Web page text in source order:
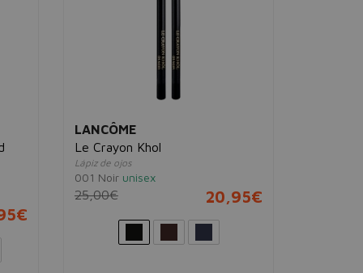
LANCÔME
Le Crayon Khol
Lápiz de ojos
001 Noir unisex
25,00€ 20,95€